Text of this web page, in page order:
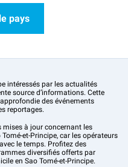
pays
intéressés par les actualités
source d’informations. Cette
des événements
reportages.
mises à jour concernant les
et-Principe, car les opérateurs
le temps. Profitez des
diversifiés offerts par
en Sao Tomé-et-Principe.